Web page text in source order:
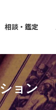
相談・鑑定
ョン